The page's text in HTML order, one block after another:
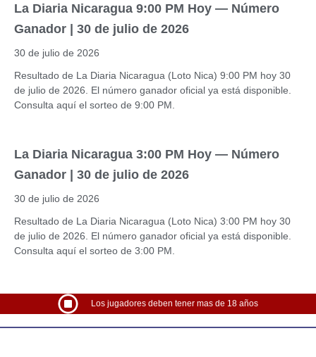
La Diaria Nicaragua 9:00 PM Hoy — Número
Ganador | 30 de julio de 2026
30 de julio de 2026
Resultado de La Diaria Nicaragua (Loto Nica) 9:00 PM hoy 30
de julio de 2026. El número ganador oficial ya está disponible.
Consulta aquí el sorteo de 9:00 PM.
La Diaria Nicaragua 3:00 PM Hoy — Número
Ganador | 30 de julio de 2026
30 de julio de 2026
Resultado de La Diaria Nicaragua (Loto Nica) 3:00 PM hoy 30
de julio de 2026. El número ganador oficial ya está disponible.
Consulta aquí el sorteo de 3:00 PM.
Los jugadores deben tener mas de 18 años